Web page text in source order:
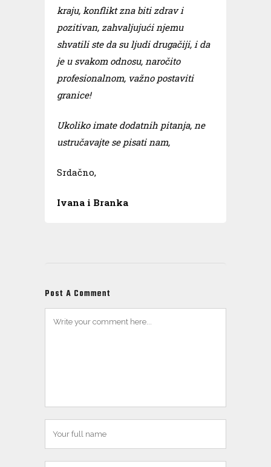
kraju, konflikt zna biti zdrav i
pozitivan, zahvaljujući njemu
shvatili ste da su ljudi drugačiji, i da
je u svakom odnosu, naročito
profesionalnom, važno postaviti
granice!
Ukoliko imate dodatnih pitanja, ne
ustručavajte se pisati nam,
Srdačno,
Ivana i Branka
Post A Comment